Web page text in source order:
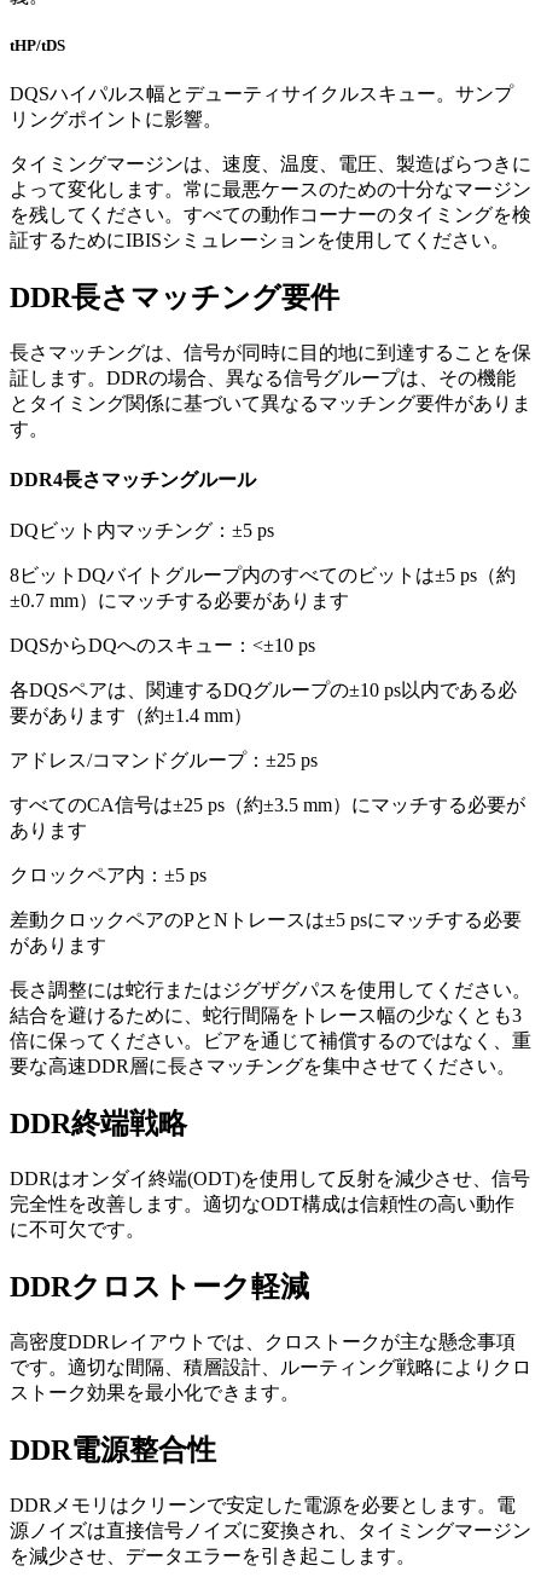
tHP/tDS
DQSハイパルス幅とデューティサイクルスキュー。サンプ
リングポイントに影響。
タイミングマージンは、速度、温度、電圧、製造ばらつきに
よって変化します。常に最悪ケースのための十分なマージン
を残してください。すべての動作コーナーのタイミングを検
証するためにIBISシミュレーションを使用してください。
DDR長さマッチング要件
長さマッチングは、信号が同時に目的地に到達することを保
証します。DDRの場合、異なる信号グループは、その機能
とタイミング関係に基づいて異なるマッチング要件がありま
す。
DDR4長さマッチングルール
DQビット内マッチング：±5 ps
8ビットDQバイトグループ内のすべてのビットは±5 ps（約
±0.7 mm）にマッチする必要があります
DQSからDQへのスキュー：<±10 ps
各DQSペアは、関連するDQグループの±10 ps以内である必
要があります（約±1.4 mm）
アドレス/コマンドグループ：±25 ps
すべてのCA信号は±25 ps（約±3.5 mm）にマッチする必要が
あります
クロックペア内：±5 ps
差動クロックペアのPとNトレースは±5 psにマッチする必要
があります
長さ調整には蛇行またはジグザグパスを使用してください。
結合を避けるために、蛇行間隔をトレース幅の少なくとも3
倍に保ってください。ビアを通じて補償するのではなく、重
要な高速DDR層に長さマッチングを集中させてください。
DDR終端戦略
DDRはオンダイ終端(ODT)を使用して反射を減少させ、信号
完全性を改善します。適切なODT構成は信頼性の高い動作
に不可欠です。
DDRクロストーク軽減
高密度DDRレイアウトでは、クロストークが主な懸念事項
です。適切な間隔、積層設計、ルーティング戦略によりクロ
ストーク効果を最小化できます。
DDR電源整合性
DDRメモリはクリーンで安定した電源を必要とします。電
源ノイズは直接信号ノイズに変換され、タイミングマージン
を減少させ、データエラーを引き起こします。